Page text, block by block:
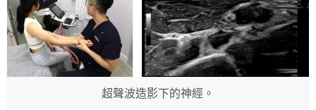
超聲波造影下的神經。